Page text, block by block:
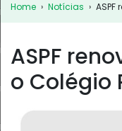
Home › Notícias ›
ASPF
o Colégio